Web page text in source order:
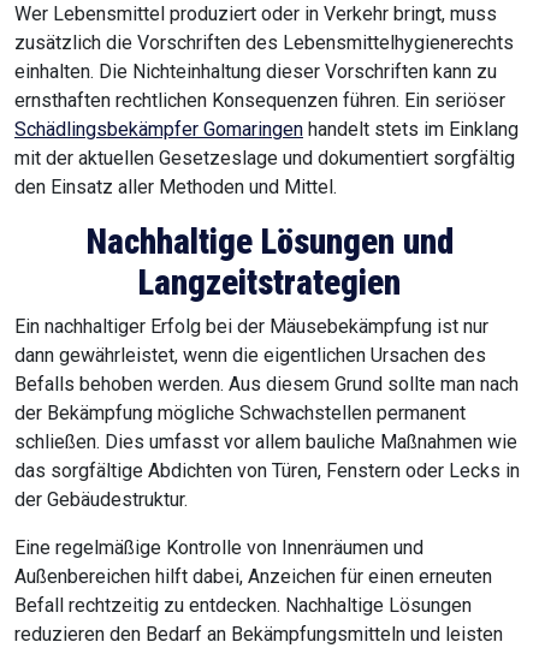
Wer Lebensmittel produziert oder in Verkehr bringt, muss
zusätzlich die Vorschriften des Lebensmittelhygienerechts
einhalten. Die Nichteinhaltung dieser Vorschriften kann zu
ernsthaften rechtlichen Konsequenzen führen. Ein seriöser
Schädlingsbekämpfer Gomaringen handelt stets im Einklang
mit der aktuellen Gesetzeslage und dokumentiert sorgfältig
den Einsatz aller Methoden und Mittel.
Nachhaltige Lösungen und
Langzeitstrategien
Ein nachhaltiger Erfolg bei der Mäusebekämpfung ist nur
dann gewährleistet, wenn die eigentlichen Ursachen des
Befalls behoben werden. Aus diesem Grund sollte man nach
der Bekämpfung mögliche Schwachstellen permanent
schließen. Dies umfasst vor allem bauliche Maßnahmen wie
das sorgfältige Abdichten von Türen, Fenstern oder Lecks in
der Gebäudestruktur.
Eine regelmäßige Kontrolle von Innenräumen und
Außenbereichen hilft dabei, Anzeichen für einen erneuten
Befall rechtzeitig zu entdecken. Nachhaltige Lösungen
reduzieren den Bedarf an Bekämpfungsmitteln und leisten